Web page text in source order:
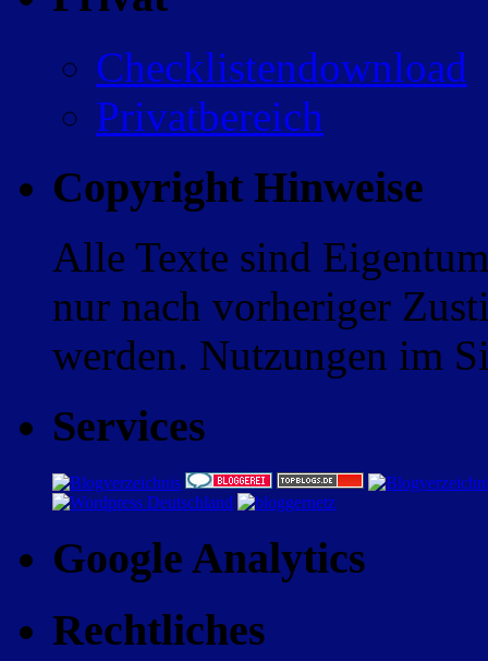
Checklistendownload
Privatbereich
Copyright Hinweise
Alle Texte sind
nur nach vorheriger
werden. Nutzungen im
Services
Google Analytics
Rechtliches